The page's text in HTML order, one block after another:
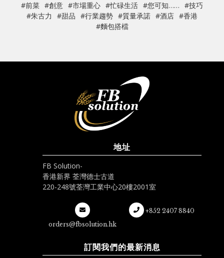
#前菜 #創意 #市場重心 #忙碌生活 #您可知…… #技巧
#朱古力
#甜品 #行業趨勢 #質量承諾 #酒店 #香港
#麵包搭檔
地址
FB Solution-
香港新界 荃灣德士古道
220-248號荃灣工業中心20樓2001室
orders@fbsolution.hk
+852 2407 8840
訂閱我們的最新消息